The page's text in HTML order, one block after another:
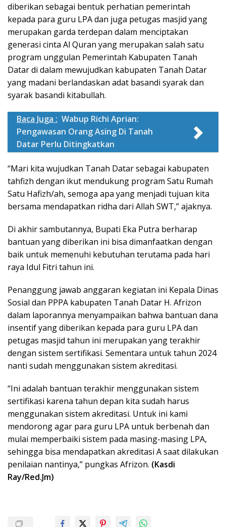
diberikan sebagai bentuk perhatian pemerintah
kepada para guru LPA dan juga petugas masjid yang
merupakan garda terdepan dalam menciptakan
generasi cinta Al Quran yang merupakan salah satu
program unggulan Pemerintah Kabupaten Tanah
Datar di dalam mewujudkan kabupaten Tanah Datar
yang madani berlandaskan adat basandi syarak dan
syarak basandi kitabullah.
Baca Juga : Wabup Richi Aprian:
Pengawasan Orang Asing Di Tanah
Datar Perlu Ditingkatkan
“Mari kita wujudkan Tanah Datar sebagai kabupaten
tahfizh dengan ikut mendukung program Satu Rumah
Satu Hafizh/ah, semoga apa yang menjadi tujuan kita
bersama mendapatkan ridha dari Allah SWT,” ajaknya.
Di akhir sambutannya, Bupati Eka Putra berharap
bantuan yang diberikan ini bisa dimanfaatkan dengan
baik untuk memenuhi kebutuhan terutama pada hari
raya Idul Fitri tahun ini.
Penanggung jawab anggaran kegiatan ini Kepala Dinas
Sosial dan PPPA kabupaten Tanah Datar H. Afrizon
dalam laporannya menyampaikan bahwa bantuan dana
insentif yang diberikan kepada para guru LPA dan
petugas masjid tahun ini merupakan yang terakhir
dengan sistem sertifikasi. Sementara untuk tahun 2024
nanti sudah menggunakan sistem akreditasi.
“Ini adalah bantuan terakhir menggunakan sistem
sertifikasi karena tahun depan kita sudah harus
menggunakan sistem akreditasi. Untuk ini kami
mendorong agar para guru LPA untuk berbenah dan
mulai memperbaiki sistem pada masing-masing LPA,
sehingga bisa mendapatkan akreditasi A saat dilakukan
penilaian nantinya,” pungkas Afrizon. (Kasdi
Ray/Red.Jm)